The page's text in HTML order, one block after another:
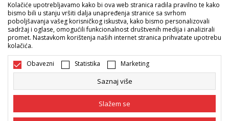
Bosna i Hercegovina Promijenite
Nastojimo da budemo što precizniji u opisu proizvoda, prikazu slika i
Kolačiće upotrebljavamo kako bi ova web stranica radila pravilno te kako
bismo bili u stanju vršiti dalja unapređenja stranice sa svrhom
poboljšavanja vašeg korisničkog iskustva, kako bismo personalizovali
sadržaj i oglase, omogućili funkcionalnost društvenih medija i analizirali
promet. Nastavkom korištenja naših internet stranica prihvatate upotrebu
kolačića.
Obavezni Statistika Marketing
Saznaj više
Slažem se